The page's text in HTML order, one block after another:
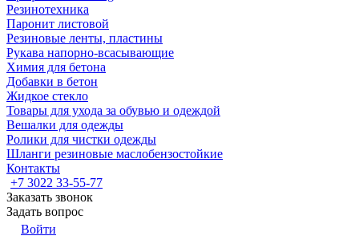
Резинотехника
Паронит листовой
Резиновые ленты, пластины
Рукава напорно-всасывающие
Химия для бетона
Добавки в бетон
Жидкое стекло
Товары для ухода за обувью и одеждой
Вешалки для одежды
Ролики для чистки одежды
Шланги резиновые маслобензостойкие
Контакты
+7 3022 33-55-77
Заказать звонок
Задать вопрос
Войти